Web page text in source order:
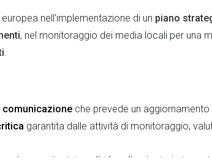
nell’implementazione di un piano
, nel monitoraggio dei media locali per una
.
che prevede un aggiornamento
garantita dalle attività di monitoraggio,